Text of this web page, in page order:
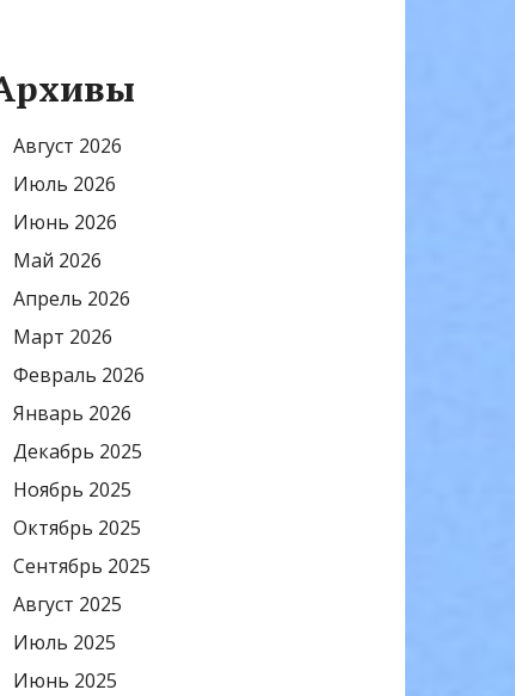
Август 2026
Июль 2026
Июнь 2026
Май 2026
Апрель 2026
Март 2026
Февраль 2026
Январь 2026
Декабрь 2025
Ноябрь 2025
Октябрь 2025
Сентябрь 2025
Август 2025
Июль 2025
Июнь 2025